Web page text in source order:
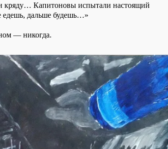
кряду… Капитоновы испытали настоящий
едешь, дальше будешь…»
— никогда.